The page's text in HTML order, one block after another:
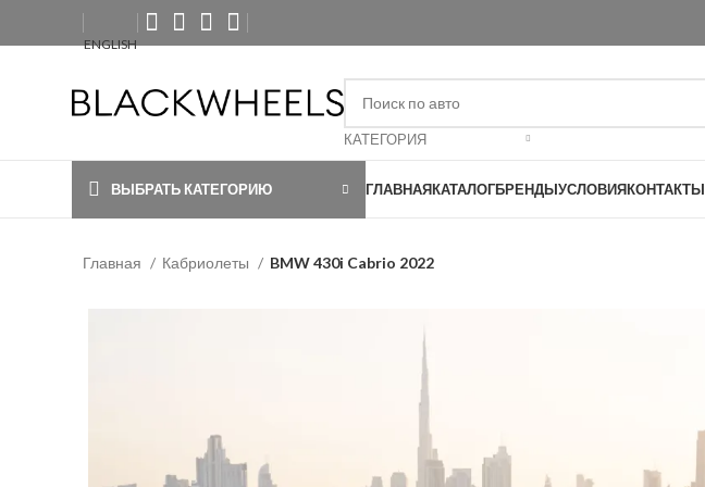
ENGLISH
КАТЕГОРИЯ
ВЫБРАТЬ КАТЕГОРИЮ ГЛАВНАЯКАТАЛОГБРЕНДЫУСЛОВИЯКОНТАКТЫ
Главная Кабриолеты BMW 430i Cabrio 2022